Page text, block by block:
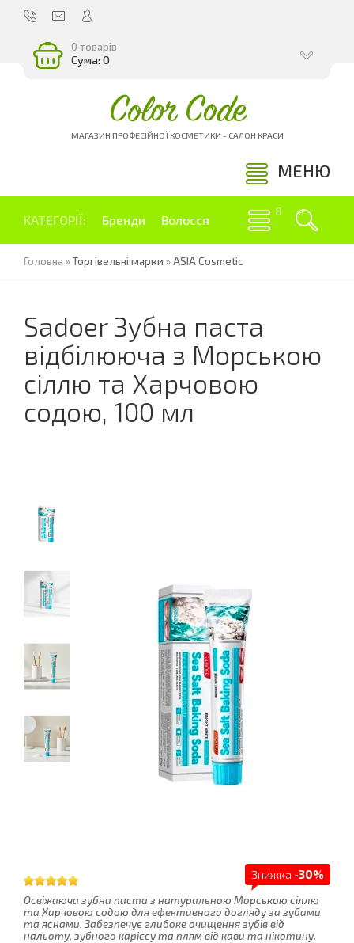
0 товарів
Сума: 0
Color Code
МАГАЗИН ПРОФЕСІЙНОЇ КОСМЕТИКИ - САЛОН КРАСИ
МЕНЮ
КАТЕГОРІЇ: Бренди Волосся
Головна »Торгівельні марки »ASIA Cosmetic
Sadoer Зубна паста
відбілююча з Морською
сіллю та Харчовою
содою, 100 мл
Знижка -30%
Освіжаюча зубна паста з натуральною Морською сіллю
та Харчовою содою для ефективного догляду за зубами
та яснами. Забезпечує глибоке очищення зубів від
нальоту, зубного карієсу та плям від кави та нікотину.